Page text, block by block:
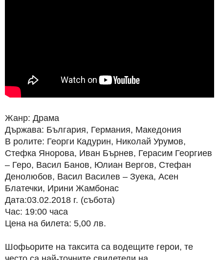
Жанр: Драма
Държава: България, Германия, Македония
В ролите: Георги Кадурин, Николай Урумов,
Стефка Янорова, Иван Бърнев, Герасим Георгиев
– Геро, Васил Банов, Юлиан Вергов, Стефан
Денолюбов, Васил Василев – Зуека, Асен
Блатечки, Ирини Жамбонас
Дата:03.02.2018 г. (събота)
Час: 19:00 часа
Цена на билета: 5,00 лв.
Шофьорите на таксита са водещите герои, те